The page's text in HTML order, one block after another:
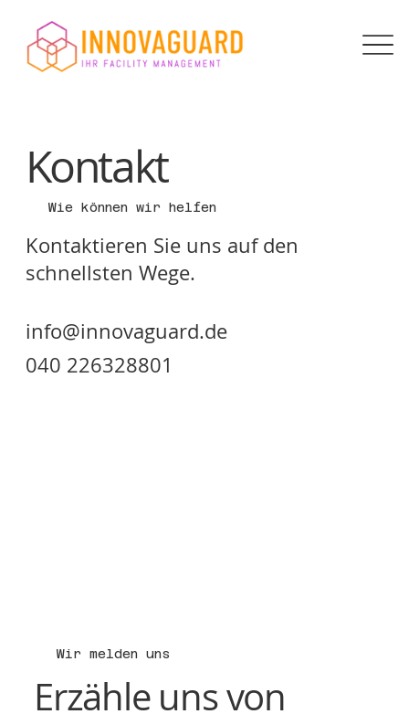
Kontakt
Wie können wir helfen
Kontaktieren Sie uns auf den
schnellsten Wege.
info@innovaguard.de
040 226328801
Wir melden uns
Erzähle uns von